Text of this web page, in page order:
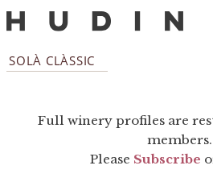
SOLÀ CLÀSSIC
Full winery profiles are
members.
Please Subscribe